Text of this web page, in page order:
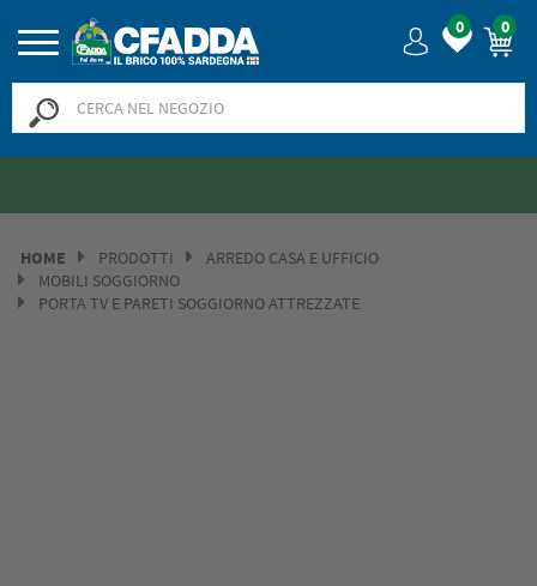
0 0
HOME PRODOTTI
ARREDO CASA E UFFICIO
MOBILI SOGGIORNO
PORTA TV E PARETI SOGGIORNO ATTREZZATE